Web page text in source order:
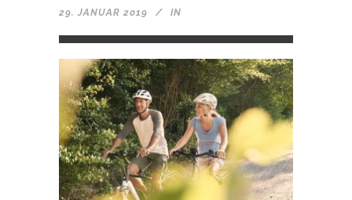
29. JANUAR 2019 IN